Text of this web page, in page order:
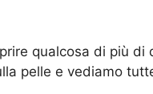
qualcosa di più
pelle e vediamo